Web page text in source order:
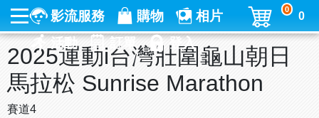
影流服務 購物
相片
活動
訂單 登入
0
0
2025運動i台灣壯圍龜山朝日
馬拉松 Sunrise Marathon
賽道4